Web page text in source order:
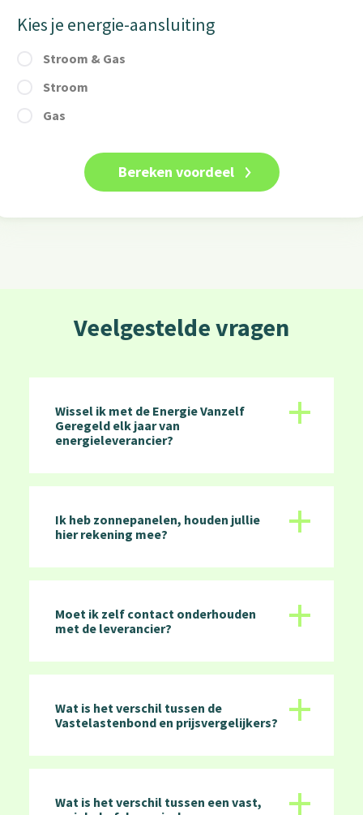
Kies je energie-aansluiting
Stroom & Gas
Stroom
Gas
Veelgestelde vragen
Wissel ik met de Energie Vanzelf
Geregeld elk jaar van
energieleverancier?
+
Ik heb zonnepanelen, houden jullie
hier rekening mee?
+
Moet ik zelf contact onderhouden
met de leverancier?
+
Wat is het verschil tussen de
Vastelastenbond en prijsvergelijkers?
+
Wat is het verschil tussen een vast,
+